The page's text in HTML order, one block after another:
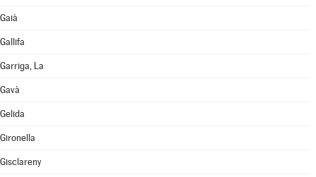
Gaià
Gallifa
Garriga, La
Gavà
Gelida
Gironella
Gisclareny